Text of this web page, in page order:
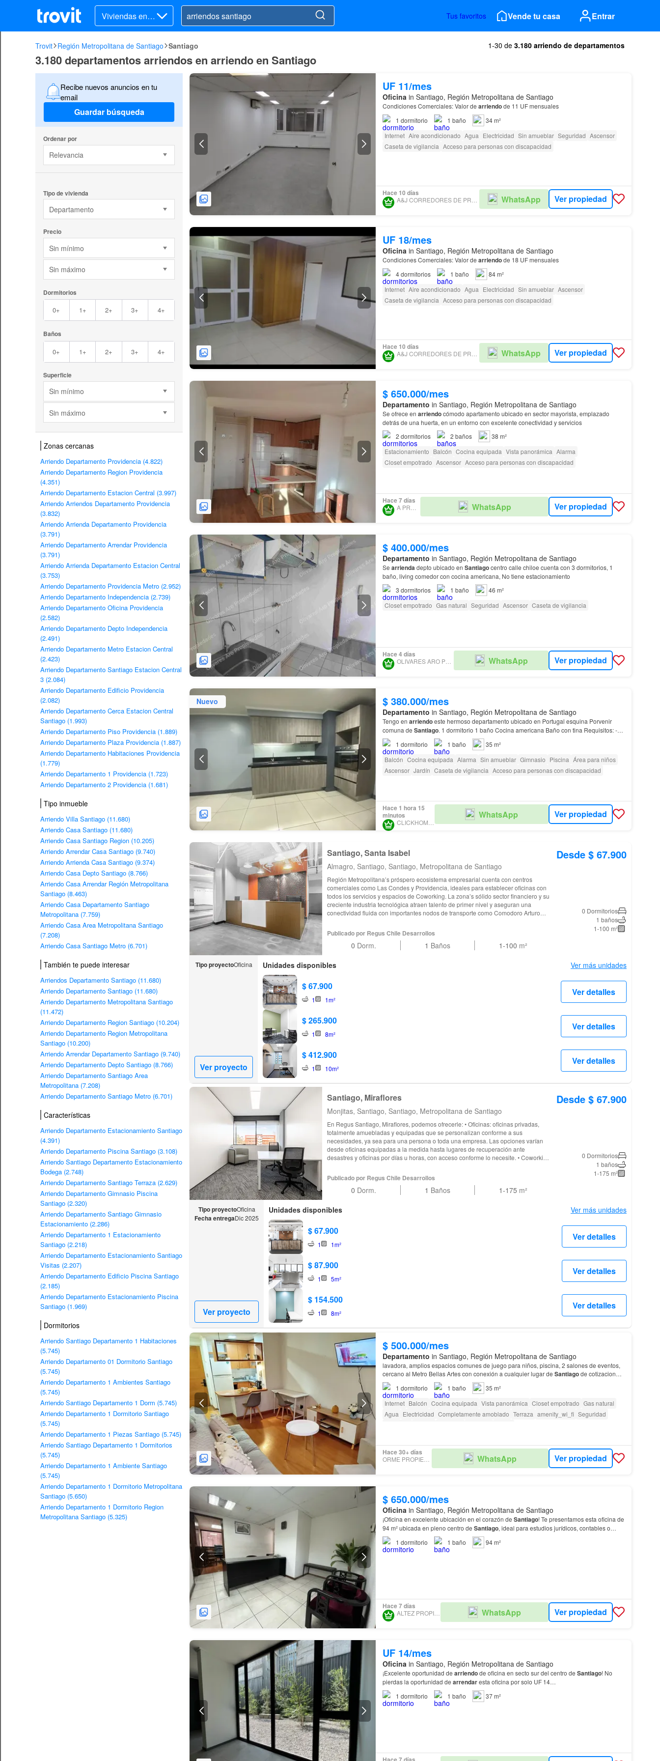
Viviendas en ar
riendo
Tus favoritos Vende tu casa Entrar
Trovit Región Metropolitana de Santiago Santiago 1-30 de 3.180 arriendo de departamentos
3.180 departamentos arriendos en arriendo en Santiago
Recibe nuevos anuncios en tu
email
Guardar búsqueda
Ordenar por
Relevancia
Tipo de vivienda
Departamento
Precio
Sin mínimo
Sin máximo
Dormitorios
0+ 1+ 2+ 3+ 4+
Baños
0+ 1+ 2+ 3+ 4+
Superficie
Sin mínimo
Sin máximo
Zonas cercanas
Arriendo Departamento Providencia (4.822)
Arriendo Departamento Region Providencia
(4.351)
Arriendo Departamento Estacion Central (3.997)
Arriendo Arriendos Departamento Providencia
(3.832)
Arriendo Arrienda Departamento Providencia
(3.791)
Arriendo Departamento Arrendar Providencia
(3.791)
Arriendo Arrienda Departamento Estacion Central
(3.753)
Arriendo Departamento Providencia Metro (2.952)
Arriendo Departamento Independencia (2.739)
Arriendo Departamento Oficina Providencia
(2.582)
Arriendo Departamento Depto Independencia
(2.491)
Arriendo Departamento Metro Estacion Central
(2.423)
Arriendo Departamento Santiago Estacion Central
3 (2.084)
Arriendo Departamento Edificio Providencia
(2.082)
Arriendo Departamento Cerca Estacion Central
Santiago (1.993)
Arriendo Departamento Piso Providencia (1.889)
Arriendo Departamento Plaza Providencia (1.887)
Arriendo Departamento Habitaciones Providencia
(1.779)
Arriendo Departamento 1 Providencia (1.723)
Arriendo Departamento 2 Providencia (1.681)
Tipo inmueble
Arriendo Villa Santiago (11.680)
Arriendo Casa Santiago (11.680)
Arriendo Casa Santiago Region (10.205)
Arriendo Arrendar Casa Santiago (9.740)
Arriendo Arrienda Casa Santiago (9.374)
Arriendo Casa Depto Santiago (8.766)
Arriendo Casa Arrendar Región Metropolitana
Santiago (8.463)
Arriendo Casa Departamento Santiago
Metropolitana (7.759)
Arriendo Casa Area Metropolitana Santiago
(7.208)
Arriendo Casa Santiago Metro (6.701)
También te puede interesar
Arriendos Departamento Santiago (11.680)
Arriendo Departamento Santiago (11.680)
Arriendo Departamento Metropolitana Santiago
(11.472)
Arriendo Departamento Region Santiago (10.204)
Arriendo Departamento Region Metropolitana
Santiago (10.200)
Arriendo Arrendar Departamento Santiago (9.740)
Arriendo Departamento Depto Santiago (8.766)
Arriendo Departamento Santiago Area
Metropolitana (7.208)
Arriendo Departamento Santiago Metro (6.701)
Características
Arriendo Departamento Estacionamiento Santiago
(4.391)
Arriendo Departamento Piscina Santiago (3.108)
Arriendo Santiago Departamento Estacionamiento
Bodega (2.748)
Arriendo Departamento Santiago Terraza (2.629)
Arriendo Departamento Gimnasio Piscina
Santiago (2.320)
Arriendo Departamento Santiago Gimnasio
Estacionamiento (2.286)
Arriendo Departamento 1 Estacionamiento
Santiago (2.218)
Arriendo Departamento Estacionamiento Santiago
Visitas (2.207)
Arriendo Departamento Edificio Piscina Santiago
(2.185)
Arriendo Departamento Estacionamiento Piscina
Santiago (1.969)
Dormitorios
Arriendo Santiago Departamento 1 Habitaciones
(5.745)
Arriendo Departamento 01 Dormitorio Santiago
(5.745)
Arriendo Departamento 1 Ambientes Santiago
(5.745)
Arriendo Santiago Departamento 1 Dorm (5.745)
Arriendo Departamento 1 Dormitorio Santiago
(5.745)
Arriendo Departamento 1 Piezas Santiago (5.745)
Arriendo Santiago Departamento 1 Dormitorios
(5.745)
Arriendo Departamento 1 Ambiente Santiago
(5.745)
Arriendo Departamento 1 Dormitorio Metropolitana
Santiago (5.650)
Arriendo Departamento 1 Dormitorio Region
Metropolitana Santiago (5.325)
UF 11/mes
Oficinain Santiago, Región Metropolitana de Santiago
Condiciones Comerciales: Valor de arriendode 11 UF mensuales
1 dormitorio 1 baño
34 m²
Internet Aire acondicionado Agua Electricidad Sin amueblar Seguridad Ascensor
Caseta de vigilancia Acceso para personas con discapacidad
Hace 10 días
A&J CORREDORES DE PROPIEDADES Y GESTIÓN INMOBILIARIA WhatsApp Ver propiedad
UF 18/mes
Oficina in Santiago, Región Metropolitana de Santiago
Condiciones Comerciales: Valor de arriendode 18 UF mensuales
4dormitorios 1 baño
84 m²
Internet Aire acondicionado Agua Electricidad Sin amueblar Ascensor
Caseta de vigilancia Acceso para personas con discapacidad
Hace 10 días
A&J CORREDORES DE PROPIEDADES Y GESTIÓN INMOBILIARIA WhatsApp Ver propiedad
$ 650.000/mes
Departamento in Santiago, Región Metropolitana de Santiago
Se ofrece en arriendocómodo apartamento ubicado en sector mayorista, emplazado
detrás de una huerta, en un entorno con excelente conectividad y servicios
2 dormitorios 2 baños
38 m²
Estacionamiento Balcón Cocina equipada Vista panorámica Alarma
Closet empotrado Ascensor Acceso para personas con discapacidad
Hace 7 días
A PRO SPA WhatsApp Ver propiedad
$ 400.000/mes
Departamento in Santiago, Región Metropolitana de Santiago
Se arriendadepto ubicado en Santiagocentro calle chiloe cuenta con 3 dormitorios, 1
baño, living comedor con cocina americana, No tiene estacionamiento
3 dormitorios 1 baño
46 m²
Closet empotrado Gas natural Seguridad Ascensor Caseta de vigilancia
Hace 4 días
OLIVARES ARO PROPIEDADES WhatsApp Ver propiedad
Nuevo $ 380.000/mes
Departamento in Santiago, Región Metropolitana de Santiago
Tengo en arriendoeste hermoso departamento ubicado en Portugal esquina Porvenir
comuna de Santiago. 1 dormitorio 1 baño Cocina americana Baño con tina Requisitos: -
No tener dicom - Ingresos 3 veces el valor del
1 dormitorio 1 baño
35 m²
Balcón Cocina equipada Alarma Sin amueblar Gimnasio Piscina Área para niños
Ascensor Jardín Caseta de vigilancia Acceso para personas con discapacidad
Hace 1 hora 15
minutos
CLICKHOME.CL
WhatsApp Ver propiedad
Santiago, Santa Isabel
Almagro, Santiago, Santiago, Metropolitana de Santiago
Región Metropolitana’s próspero ecosistema empresarial cuenta con centros
comerciales como Las Condes y Providencia, ideales para establecer oficinas con
todos los servicios y espacios de Coworking. La zona’s sólido sector financiero y su
creciente industria tecnológica atraen talento de primer nivel y aseguran una
conectividad fluida con importantes nodos de transporte como Comodoro Arturo
Publicado por Regus Chile Desarrollos
0 Dorm. 1 Baños 1-100 m²
Desde $ 67.900
0 Dormitorios
1 baños
1-100 m²
Tipo proyectoOficina
Ver proyecto
Unidades disponibles Ver más unidades
$ 67.900
1 1m²
Ver detalles
$ 265.900
1 8m²
Ver detalles
$ 412.900
1 10m²
Ver detalles
Santiago, Miraflores
Monjitas, Santiago, Santiago, Metropolitana de Santiago
En Regus Santiago, Miraflores, podemos ofrecerle: • Oficinas: oficinas privadas,
totalmente amuebladas y equipadas que se personalizan conforme a sus
necesidades, ya sea para una persona o toda una empresa. Las opciones varían
desde oficinas equipadas a la medida hasta lugares de recuperación ante
desastres y oficinas por días u horas, con acceso conforme lo necesite. • Coworking:
tienen todos los detalles cubiertos. Reserve un escritorio exclusivo o preséntese y
tome uno disponible según el orden de llegada y abra las puertas de su empresa a
nuevas posibilidades. • Salas de juntas: nuestras salas de juntas son el escenario
la última tecnología, un amable equipo de asistencia para garantizar que todo
del mundo, para que pueda representar su empresa de manera profesional. Elija
ahora su nuevo domicilio virtual y cree su propio plan con servicios de reenvío de
correspondencia y contestación de llamadas. • Membresía: con múltiples opciones
que se adaptan a cualquier estilo de trabajo. Solo ingrese a cualquier ubicación a
oferta y precio mostrados en este listado son orientativos y están sujetos a
nuestras ubicaciones, sin embargo, podrían no corresponder a este centro en
Publicado por Regus Chile Desarrollos
0 Dorm. 1 Baños 1-175 m²
Desde $ 67.900
0 Dormitorios
1 baños
1-175 m²
Tipo proyectoOficina
Fecha entregaDic 2025
Ver proyecto
Unidades disponibles Ver más unidades
$ 67.900
1 1m²
Ver detalles
$ 87.900
1 5m²
Ver detalles
$ 154.500
1 8m²
Ver detalles
$ 500.000/mes
Departamento in Santiago, Región Metropolitana de Santiago
lavadora, amplios espacios comunes de juego para niños, piscina, 2 salones de eventos,
cercano al Metro Bellas Artes con conexión a cualquier lugar de Santiagode cotizaciones
previsionales (12 meses) Se paga 1 mes de garant…
1 dormitorio 1 baño
35 m²
Internet Balcón Cocina equipada Vista panorámica Closet empotrado Gas natural
Agua Electricidad Completamente amoblado Terraza amenity_wi_fi Seguridad
Hace 30+ días
ORME PROPIEDADES WhatsApp Ver propiedad
$ 650.000/mes
Oficina in Santiago, Región Metropolitana de Santiago
¡Oficina en excelente ubicación en el corazón de Santiago! Te presentamos esta oficina de
94 m² ubicada en pleno centro de Santiago, ideal para estudios jurídicos, contables o
empresas que busquen estar conectadas…
1 dormitorio 1 baño 94 m²
Hace 7 días
ALTEZ PROPIEDADES WhatsApp Ver propiedad
UF 14/mes
Oficina in Santiago, Región Metropolitana de Santiago
¡Excelente oportunidad de arriendode oficina en secto sur del centro de Santiago! No
pierdas la oportunidad de arrendaresta oficina por solo UF 14…
1 dormitorio 1 baño 37 m²